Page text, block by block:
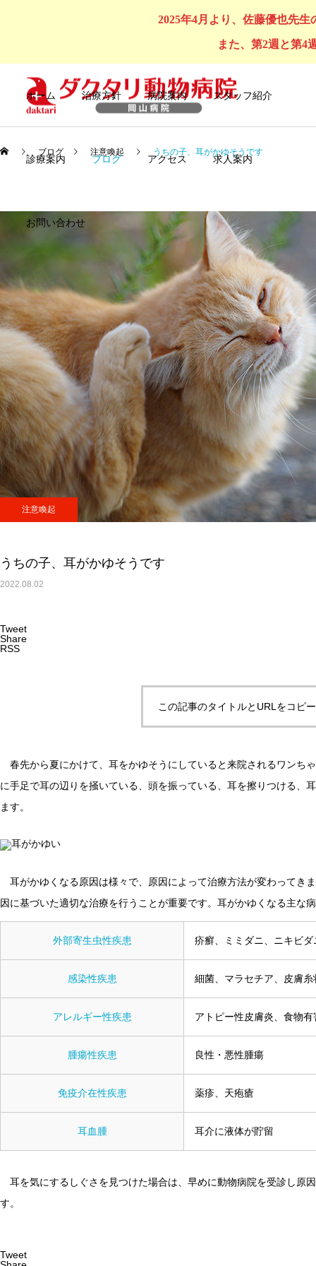
2025年4月より、佐藤優也先
また、第2週と第4
ホーム 治療方針 病院案内 スタッフ紹介
診療案内 ブログ アクセス 求人案内
お問い合わせ
犬の診療 猫の診療
セルフシャンプー オンライン購入
ブログ 注意喚起 うちの子、耳がかゆそうです
注意喚起
うちの子、耳がかゆそうです
2022.08.02
Tweet
Share
RSS
この記事のタイトルとURLをコピ
春先から夏にかけて、耳をかゆそうにしていると来院されるワンち
に手足で耳の辺りを掻いている、頭を振っている、耳を擦りつける、
ます。
耳がかゆくなる原因は様々で、原因によって治療方法が変わってき
因に基づいた適切な治療を行うことが重要です。耳がかゆくなる主な
外部寄生虫性疾患 疥癬、ミミダニ、ニキビダ
感染性疾患 細菌、マラセチア、皮膚糸
アレルギー性疾患 アトピー性皮膚炎、食物有
腫瘍性疾患 良性・悪性腫瘍
免疫介在性疾患 薬疹、天疱瘡
耳血腫 耳介に液体が貯留
耳を気にするしぐさを見つけた場合は、早めに動物病院を受診し原
す。
Tweet